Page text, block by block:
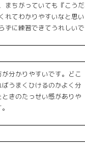
まちがっていても『こう
れてわかりやすいなと思
ずに練習できてうれしいで
分かりやすいです。どこ
うまくひけるのかよく分
きのたっせい感がありや